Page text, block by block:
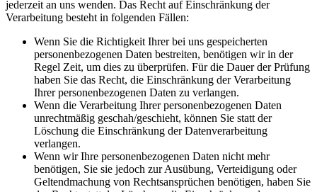
jederzeit an uns wenden. Das Recht auf Einschränkung der
Verarbeitung besteht in folgenden Fällen:
Wenn Sie die Richtigkeit Ihrer bei uns gespeicherten
personenbezogenen Daten bestreiten, benötigen wir in der
Regel Zeit, um dies zu überprüfen. Für die Dauer der Prüfung
haben Sie das Recht, die Einschränkung der Verarbeitung
Ihrer personenbezogenen Daten zu verlangen.
Wenn die Verarbeitung Ihrer personenbezogenen Daten
unrechtmäßig geschah/geschieht, können Sie statt der
Löschung die Einschränkung der Datenverarbeitung
verlangen.
Wenn wir Ihre personenbezogenen Daten nicht mehr
benötigen, Sie sie jedoch zur Ausübung, Verteidigung oder
Geltendmachung von Rechtsansprüchen benötigen, haben Sie